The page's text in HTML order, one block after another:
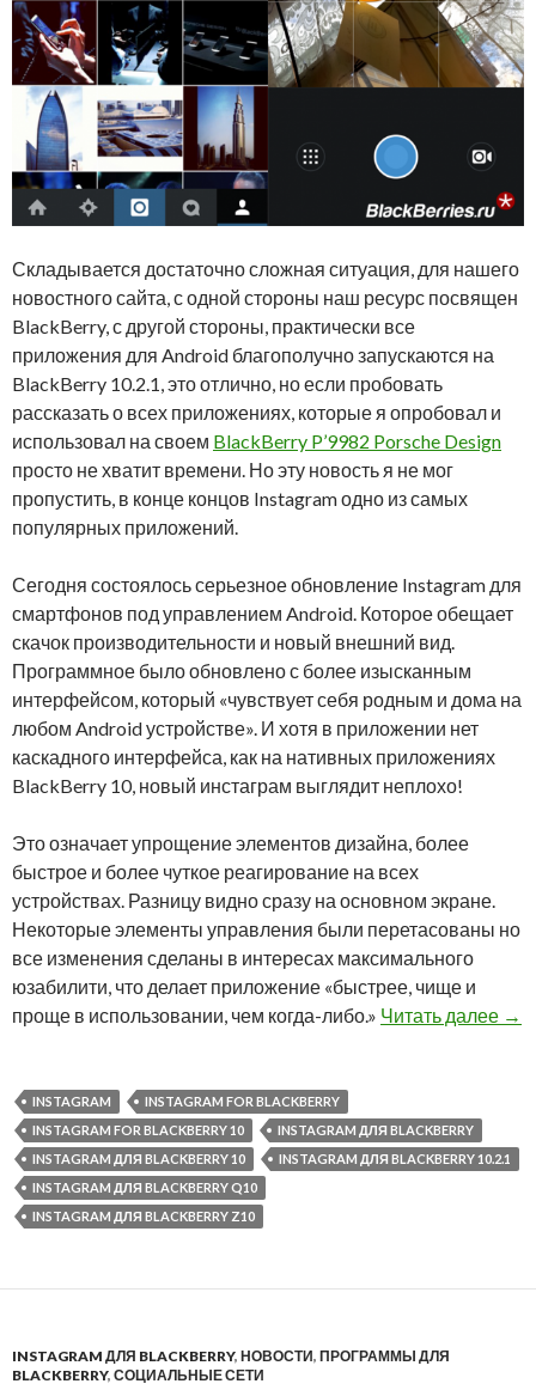
Складывается достаточно сложная ситуация, для нашего
новостного сайта, с одной стороны наш ресурс посвящен
BlackBerry, с другой стороны, практически все
приложения для Android благополучно запускаются на
BlackBerry 10.2.1, это отлично, но если пробовать
рассказать о всех приложениях, которые я опробовал и
использовал на своем BlackBerry P’9982 Porsche Design
просто не хватит времени. Но эту новость я не мог
пропустить, в конце концов Instagram одно из самых
популярных приложений.
Сегодня состоялось серьезное обновление Instagram для
смартфонов под управлением Android. Которое обещает
скачок производительности и новый внешний вид.
Программное было обновлено ​​с более изысканным
интерфейсом, который «чувствует себя родным и дома на
любом Android устройстве». И хотя в приложении нет
каскадного интерфейса, как на нативных приложениях
BlackBerry 10, новый инстаграм выглядит неплохо!
Это означает упрощение элементов дизайна, более
быстрое и более чуткое реагирование на всех
устройствах. Разницу видно сразу на основном экране.
Некоторые элементы управления были перетасованы но
все изменения сделаны в интересах максимального
юзабилити, что делает приложение «быстрее, чище и
проще в использовании, чем когда-либо.» Читать далее →
INSTAGRAM
INSTAGRAM FOR BLACKBERRY
INSTAGRAM FOR BLACKBERRY 10
INSTAGRAM ДЛЯ BLACKBERRY
INSTAGRAM ДЛЯ BLACKBERRY 10
INSTAGRAM ДЛЯ BLACKBERRY 10.2.1
INSTAGRAM ДЛЯ BLACKBERRY Q10
INSTAGRAM ДЛЯ BLACKBERRY Z10
INSTAGRAM ДЛЯ BLACKBERRY, НОВОСТИ, ПРОГРАММЫ ДЛЯ
BLACKBERRY, СОЦИАЛЬНЫЕ СЕТИ